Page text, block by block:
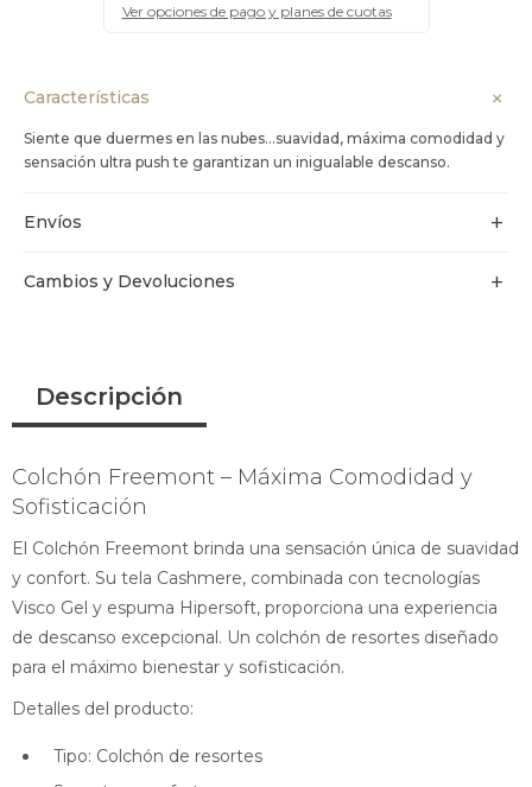
Ver opciones de pago y planes de cuotas
Características
Siente que duermes en las nubes…suavidad, máxima comodidad y
sensación ultra push te garantizan un inigualable descanso.
Envíos
Cambios y Devoluciones
Descripción
Colchón Freemont – Máxima Comodidad y
Sofisticación
El Colchón Freemont brinda una sensación única de suavidad
y confort. Su tela Cashmere, combinada con tecnologías
Visco Gel y espuma Hipersoft, proporciona una experiencia
de descanso excepcional. Un colchón de resortes diseñado
para el máximo bienestar y sofisticación.
Detalles del producto:
Tipo: Colchón de resortes